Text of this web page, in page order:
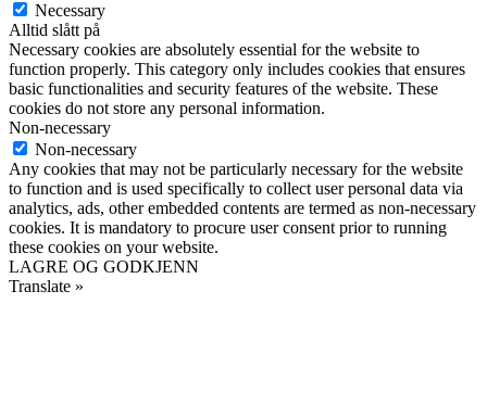
Necessary
Alltid slått på
Necessary cookies are absolutely essential for the website to
function properly. This category only includes cookies that ensures
basic functionalities and security features of the website. These
cookies do not store any personal information.
Non-necessary
Non-necessary
Any cookies that may not be particularly necessary for the website
to function and is used specifically to collect user personal data via
analytics, ads, other embedded contents are termed as non-necessary
cookies. It is mandatory to procure user consent prior to running
these cookies on your website.
LAGRE OG GODKJENN
Translate »